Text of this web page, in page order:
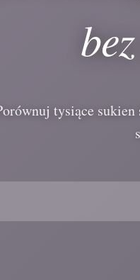
tysiące